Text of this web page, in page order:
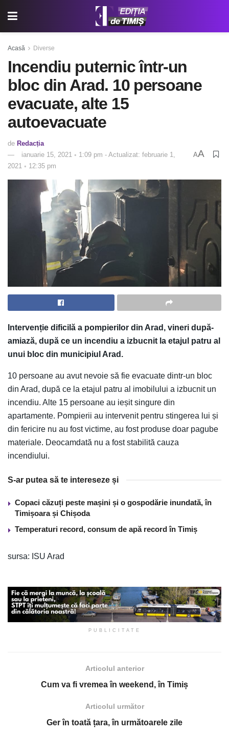
Acasă Diverse
Incendiu puternic într-un
bloc din Arad. 10 persoane
evacuate, alte 15
autoevacuate
de Redacția
ianuarie 15, 2021 ◦ 1:09 pm - Actualizat: februarie 1,
2021 ◦ 12:35 pm
AA
Intervenție dificilă a pompierilor din Arad, vineri după-
amiază, după ce un incendiu a izbucnit la etajul patru al
unui bloc din municipiul Arad.
10 persoane au avut nevoie să fie evacuate dintr-un bloc
din Arad, după ce la etajul patru al imobilului a izbucnit un
incendiu. Alte 15 persoane au ieșit singure din
apartamente. Pompierii au intervenit pentru stingerea lui și
din fericire nu au fost victime, au fost produse doar pagube
materiale. Deocamdată nu a fost stabilită cauza
incendiului.
S-ar putea să te intereseze și
Copaci căzuți peste mașini și o gospodărie inundată, în
Timișoara și Chișoda
Temperaturi record, consum de apă record în Timiș
sursa: ISU Arad
PUBLICITATE
Articolul anterior
Cum va fi vremea în weekend, în Timiș
Articolul următor
Ger în toată țara, în următoarele zile